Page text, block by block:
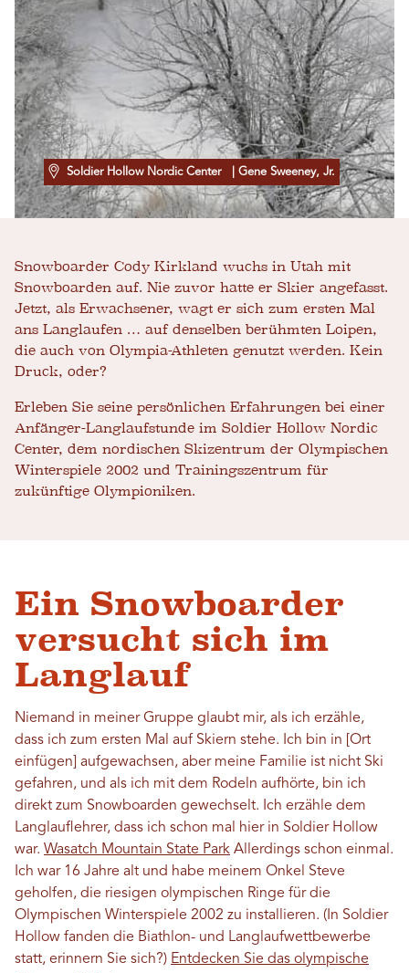
Soldier Hollow Nordic Center | Gene Sweeney, Jr.
Snowboarder Cody Kirkland wuchs in Utah mit
Snowboarden auf. Nie zuvor hatte er Skier angefasst.
Jetzt, als Erwachsener, wagt er sich zum ersten Mal
ans Langlaufen … auf denselben berühmten Loipen,
die auch von Olympia-Athleten genutzt werden. Kein
Druck, oder?
Erleben Sie seine persönlichen Erfahrungen bei einer
Anfänger-Langlaufstunde im Soldier Hollow Nordic
Center, dem nordischen Skizentrum der Olympischen
Winterspiele 2002 und Trainingszentrum für
zukünftige Olympioniken.
Ein Snowboarder
versucht sich im
Langlauf
Niemand in meiner Gruppe glaubt mir, als ich erzähle,
dass ich zum ersten Mal auf Skiern stehe. Ich bin in [Ort
einfügen] aufgewachsen, aber meine Familie ist nicht Ski
gefahren, und als ich mit dem Rodeln aufhörte, bin ich
direkt zum Snowboarden gewechselt. Ich erzähle dem
Langlauflehrer, dass ich schon mal hier in Soldier Hollow
war. Wasatch Mountain State Park Allerdings schon einmal.
Ich war 16 Jahre alt und habe meinem Onkel Steve
geholfen, die riesigen olympischen Ringe für die
Olympischen Winterspiele 2002 zu installieren. (In Soldier
Hollow fanden die Biathlon- und Langlaufwettbewerbe
statt, erinnern Sie sich?) Entdecken Sie das olympische